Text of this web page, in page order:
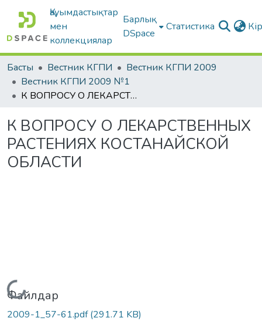
Қауымдастықтар
мен
коллекциялар
Барлық
DSpace
Статистика
Басты Вестник КГПИ
Вестник КГПИ 2009
Вестник КГПИ 2009 №1
К ВОПРОСУ О ЛЕКАРСТВЕННЫХ РАСТЕНИЯХ КОСТАНАЙСКОЙ ОБЛАСТИ
К ВОПРОСУ О ЛЕКАРСТВЕННЫХ
РАСТЕНИЯХ КОСТАНАЙСКОЙ
ОБЛАСТИ
Жүктеу...
Файлдар
2009-1_57-61.pdf(291.71 KB)